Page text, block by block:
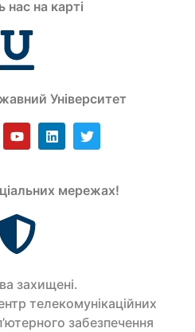
нас на карті
Університет
мережах!
захищенi.
телекомунікаційних
забезпечення